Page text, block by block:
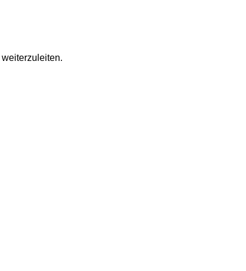
weiterzuleiten.